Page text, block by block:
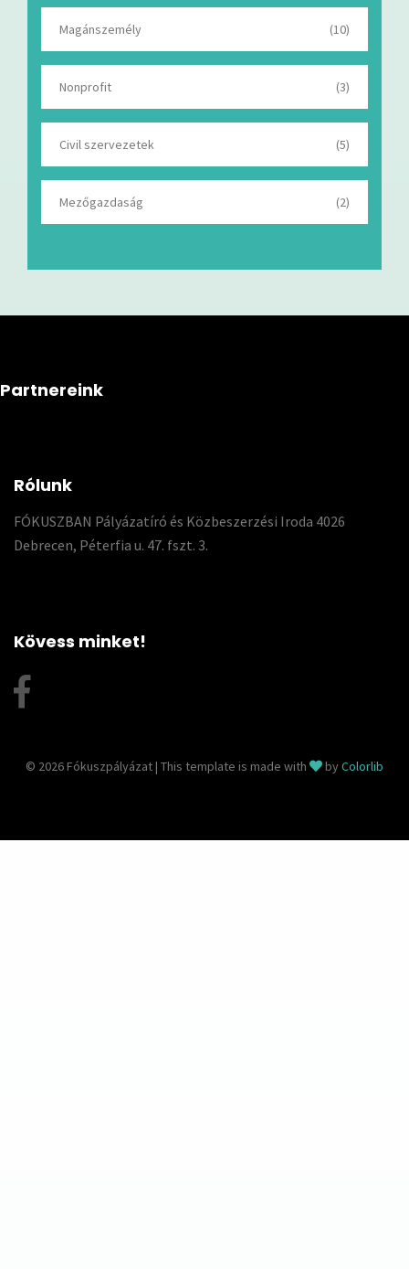
Magánszemély (10)
Nonprofit (3)
Civil szervezetek (5)
Mezőgazdaság (2)
Partnereink
Rólunk
FÓKUSZBAN Pályázatíró és Közbeszerzési Iroda 4026
Debrecen, Péterfia u. 47. fszt. 3.
Kövess minket!
© 2026 Fókuszpályázat | This template is made with byColorlib